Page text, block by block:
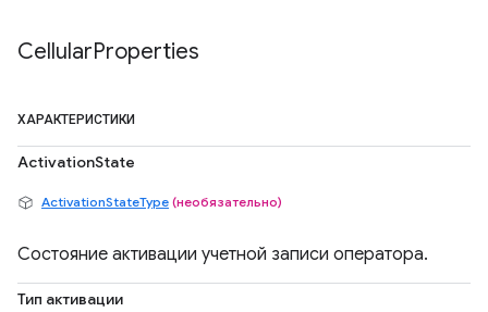
CellularProperties
ХАРАКТЕРИСТИКИ
ActivationState
ActivationStateType (необязательно)
Состояние активации учетной записи оператора.
Тип активации